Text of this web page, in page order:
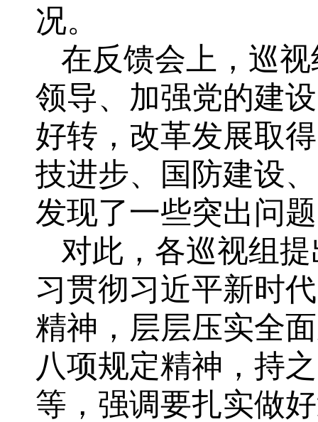
况。
在反馈会上，巡
领导、加强党的建
好转，改革发展取
技进步、国防建设
发现了一些突出问
对此，各巡视组
习贯彻习近平新时
精神，层层压实全
八项规定精神，持
等，强调要扎实做